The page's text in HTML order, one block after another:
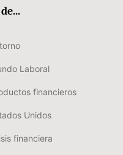
Laboral
financieros
Unidos
financiera